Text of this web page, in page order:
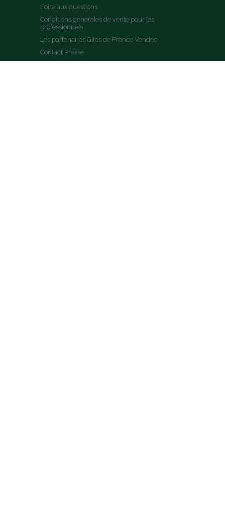
Foire aux questions
Conditions générales de vente pour les
professionnels
Les partenaires Gites de France Vendée
Contact Presse